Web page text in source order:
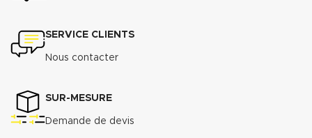
SERVICE CLIENTS
Nous contacter
SUR-MESURE
Demande de devis